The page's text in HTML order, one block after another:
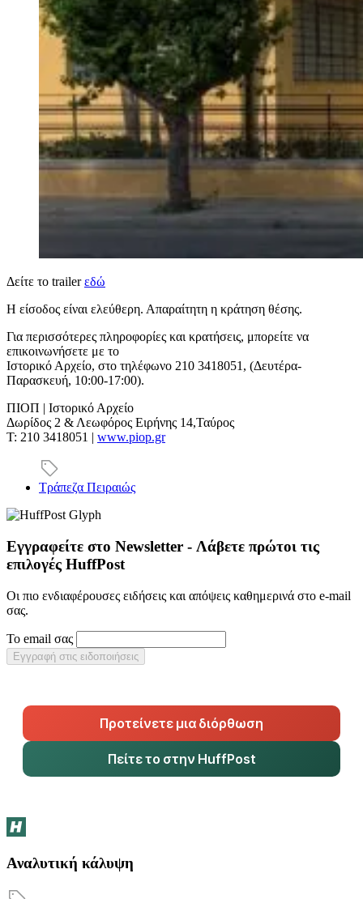
Δείτε το trailerεδώ
Η είσοδος είναι ελεύθερη. Απαραίτητη η κράτηση θέσης.
Για περισσότερες πληροφορίες και κρατήσεις, μπορείτε να
επικοινωνήσετε με το
Ιστορικό Αρχείο, στο τηλέφωνο 210 3418051, (Δευτέρα-
Παρασκευή, 10:00-17:00).
ΠΙΟΠ | Ιστορικό Αρχείο
Δωρίδος 2 & Λεωφόρος Ειρήνης 14,Ταύρος
Τ: 210 3418051 | www.piop.gr
Τράπεζα Πειραιώς
Εγγραφείτε στο Newsletter - Λάβετε πρώτοι τις
επιλογές HuffPost
Οι πιο ενδιαφέρουσες ειδήσεις και απόψεις καθημερινά στο e-mail
σας.
Το email σας
Εγγραφή στις ειδοποιήσεις
Προτείνετε μια διόρθωση
Πείτε το στην HuffPost
Αναλυτική κάλυψη